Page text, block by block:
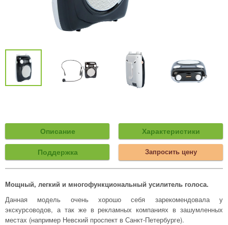
Описание Характеристики
Поддержка Запросить цену
Мощный, легкий и многофункциональный усилитель голоса.
Данная модель очень хорошо себя зарекомендовала у
экскурсоводов, а так же в рекламных компаниях в зашумленных
местах (например Невский проспект в Санкт-Петербурге).